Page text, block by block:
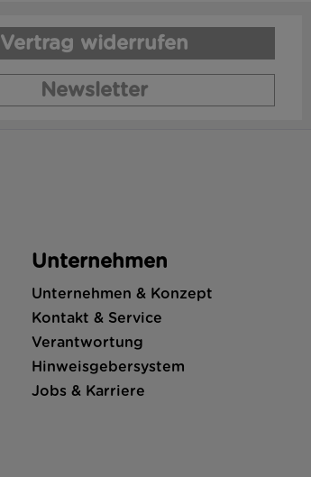
Vertrag widerrufen
Newsletter
Unternehmen
Unternehmen & Konzept
Kontakt & Service
Verantwortung
Hinweisgebersystem
Jobs & Karriere